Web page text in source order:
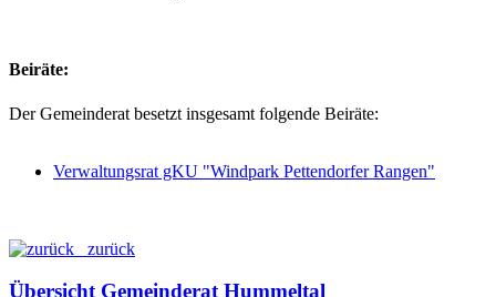
Beiräte:
Der Gemeinderat besetzt insgesamt folgende Beiräte:
Verwaltungsrat gKU "Windpark Pettendorfer Rangen"
zurück
Übersicht Gemeinderat Hummeltal